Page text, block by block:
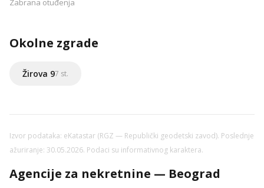
Zabrana otuđenja
Okolne zgrade
Žirova 97 st.
Izvor podataka: eKatastar (RGZ — Republički geodetski zavod). Poslednje
ažuriranje: 30.05.2026. Podaci su informativnog karaktera.
Agencije za nekretnine — Beograd